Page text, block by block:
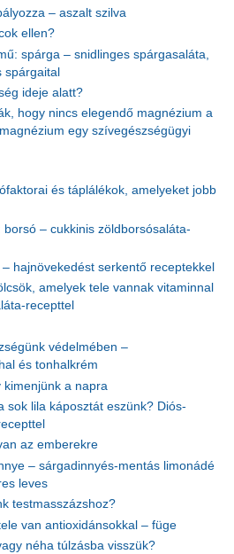
– aszalt szilva
ellen?
spárga – snidlinges spárgasaláta,
spárgaital
ideje alatt?
hogy nincs elegendő magnézium a
egy szívegészségügyi
és táplálékok, amelyeket jobb
– cukkinis zöldborsósaláta-
– hajnövekedést serkentő receptekkel
amelyek tele vannak vitaminnal
recepttel
védelmében –
és tonhalkrém
a napra
sok lila káposztát eszünk? Diós-
az emberekre
– sárgadinnyés-mentás limonádé
leves
testmasszázshoz?
van antioxidánsokkal – füge
néha túlzásba visszük?